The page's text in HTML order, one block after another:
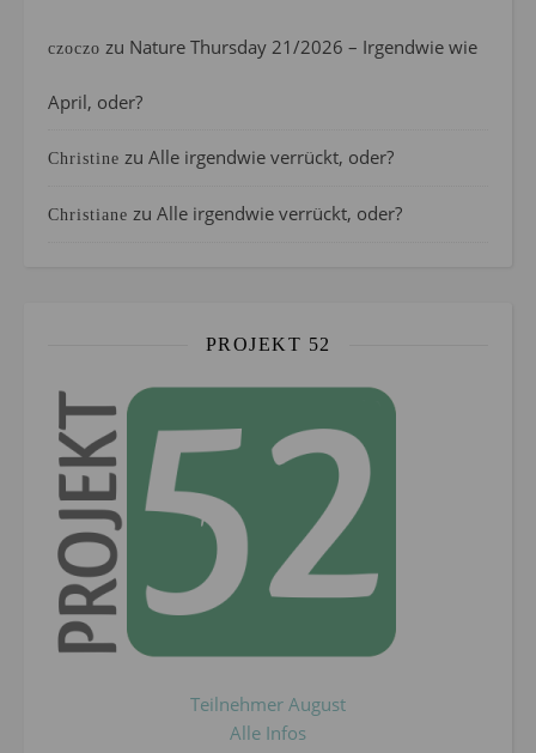
czoczo zu Nature Thursday 21/2026 – Irgendwie wie
April, oder?
Christine zu Alle irgendwie verrückt, oder?
Christiane zu Alle irgendwie verrückt, oder?
PROJEKT 52
Teilnehmer August
Alle Infos